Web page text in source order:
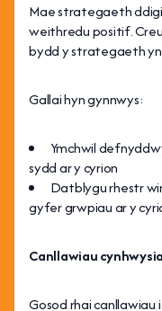
Mae strategaeth
weithredu positif.
bydd y strategaeth yn
Gallai hyn gynnwys:
Ymchwil
sydd ar y cyrion
Datblygu rhestr
gyfer grwpiau ar y
Canllawiau
Gosod rhai canllawiau